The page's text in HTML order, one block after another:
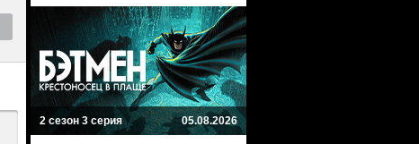
2 сезон 3 серия 05.08.2026